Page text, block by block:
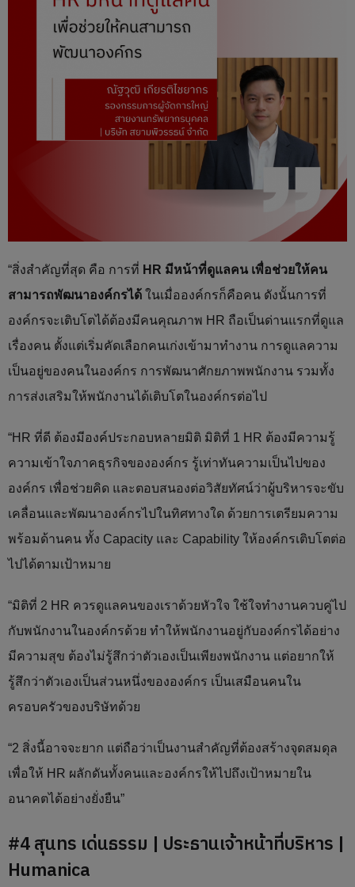
“สิ่งสำคัญที่สุด คือ การที่ HR มีหน้าที่ดูแลคน เพื่อช่วยให้คน
สามารถพัฒนาองค์กรได้ ในเมื่อองค์กรก็คือคน ดังนั้นการที่
องค์กรจะเติบโตได้ต้องมีคนคุณภาพ HR ถือเป็นด่านแรกที่ดูแล
เรื่องคน ตั้งแต่เริ่มคัดเลือกคนเก่งเข้ามาทำงาน การดูแลความ
เป็นอยู่ของคนในองค์กร การพัฒนาศักยภาพพนักงาน รวมทั้ง
การส่งเสริมให้พนักงานได้เติบโตในองค์กรต่อไป
“HR ที่ดี ต้องมีองค์ประกอบหลายมิติ มิติที่ 1 HR ต้องมีความรู้
ความเข้าใจภาคธุรกิจขององค์กร รู้เท่าทันความเป็นไปของ
องค์กร เพื่อช่วยคิด และตอบสนองต่อวิสัยทัศน์ว่าผู้บริหารจะขับ
เคลื่อนและพัฒนาองค์กรไปในทิศทางใด ด้วยการเตรียมความ
พร้อมด้านคน ทั้ง Capacity และ Capability ให้องค์กรเติบโตต่อ
ไปได้ตามเป้าหมาย
“มิติที่ 2 HR ควรดูแลคนของเราด้วยหัวใจ ใช้ใจทำงานควบคู่ไป
กับพนักงานในองค์กรด้วย ทำให้พนักงานอยู่กับองค์กรได้อย่าง
มีความสุข ต้องไม่รู้สึกว่าตัวเองเป็นเพียงพนักงาน แต่อยากให้
รู้สึกว่าตัวเองเป็นส่วนหนึ่งขององค์กร เป็นเสมือนคนใน
ครอบครัวของบริษัทด้วย
“2 สิ่งนี้อาจจะยาก แต่ถือว่าเป็นงานสำคัญที่ต้องสร้างจุดสมดุล
เพื่อให้ HR ผลักดันทั้งคนและองค์กรให้ไปถึงเป้าหมายใน
อนาคตได้อย่างยั่งยืน”
#4 สุนทร เด่นธรรม | ประธานเจ้าหน้าที่บริหาร |
Humanica